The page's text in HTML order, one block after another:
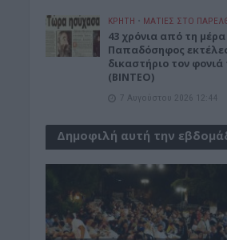
ΚΡΗΤΗ • ΜΑΤΙΕΣ ΣΤΟ
43 χρόνια από τη
Παπαδόσηφος
δικαστήριο τον φονιά
(ΒΙΝΤΕΟ)
7 Αυγούστου 2026 12:44
Δημοφιλή αυτή την